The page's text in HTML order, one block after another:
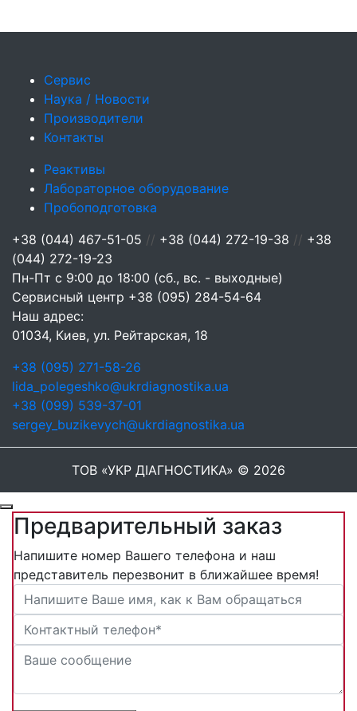
Сервис
Наука / Новости
Производители
Контакты
Реактивы
Лабораторное оборудование
Пробоподготовка
+38 (044) 467-51-05 // +38 (044) 272-19-38 // +38
(044) 272-19-23
Пн-Пт с 9:00 до 18:00 (сб., вс. - выходные)
Сервисный центр +38 (095) 284-54-64
Наш адрес:
01034, Киев, ул. Рейтарская, 18
+38 (095) 271-58-26
lida_polegeshko@ukrdiagnostika.ua
+38 (099) 539-37-01
sergey_buzikevych@ukrdiagnostika.ua
ТОВ «УКР ДІАГНОСТИКА» © 2026
Предварительный заказ
Напишите номер Вашего телефона и наш
представитель перезвонит в ближайшее время!